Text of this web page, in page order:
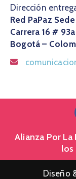
Dirección
Red PaPaz
Carrera 16 #
Bogotá –
Alianza Por
los
Diseño